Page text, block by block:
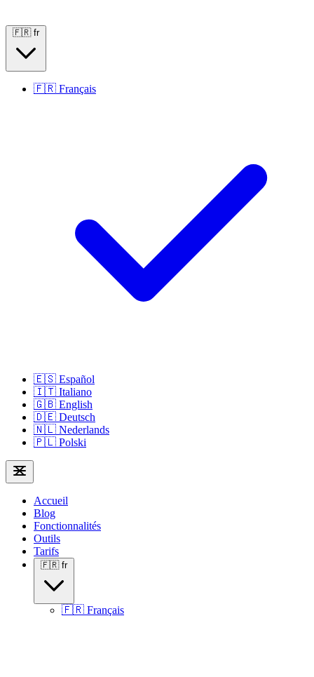
🇫🇷 fr
🇫🇷 Français
🇪🇸 Español
🇮🇹 Italiano
🇬🇧 English
🇩🇪 Deutsch
🇳🇱 Nederlands
🇵🇱 Polski
Accueil
Blog
Fonctionnalités
Outils
Tarifs
🇫🇷 fr
🇫🇷 Français